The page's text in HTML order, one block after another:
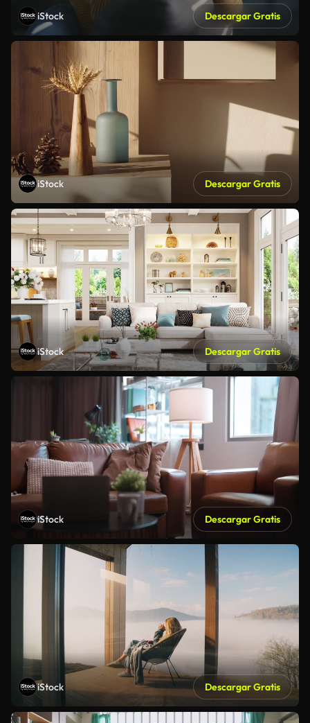
iStock Descargar Gratis
iStock Descargar Gratis
iStock Descargar Gratis
iStock Descargar Gratis
iStock Descargar Gratis